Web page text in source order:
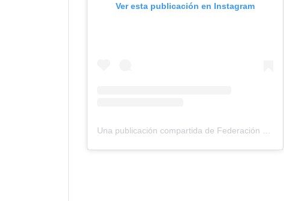
Ver esta publicación en Instagram